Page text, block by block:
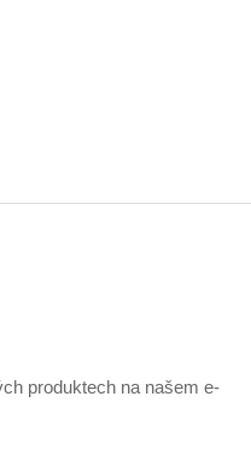
produktech na našem e-